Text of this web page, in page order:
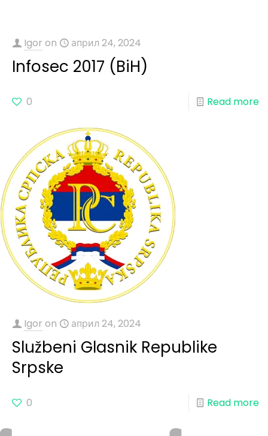
Igor on април 24, 2024
Infosec 2017 (BiH)
0 Read more
Igor on април 24, 2024
Službeni Glasnik Republike
Srpske
0 Read more